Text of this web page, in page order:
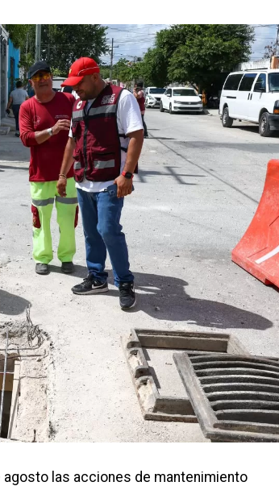
las acciones de mantenimiento